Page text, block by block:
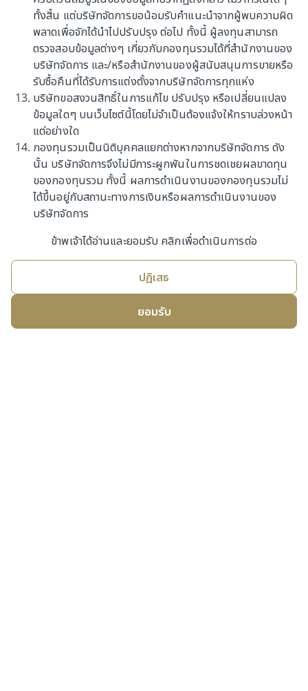
มูลค่าหน่วยลงทุน
9.7612
เปลี่ยนแปลง (%)
-0.1218
ราคาขาย/สับเปลี่ยนเข้า
9.918
ราคารับซื้อคืน/สับเปลี่ยนออก
9.7612
มูลค่าทรัพย์สินสุทธิ
412,893,099.67
ข้อมูล ณ วันที่
6 สิงหาคม 2569
กองทุนเปิด เอไอเอ คอมบายด์ เเอกเกรสซีฟ อโลเคชั่น ฟันด์
(AIA-IAA)
ราคาขาย/สับเปลี่ยนเข้า
12.5296
ราคารับซื้อคืน/สับเปลี่ยนออก
12.3316
ทั้งสิ้น แต่บริษัทจัดการขอน้อมรับคำแนะนำจากผู้พบความผิด
พลาดเพื่อจักได้นำไปปรับปรุง ต่อไป ทั้งนี้ ผู้ลงทุนสามารถ
ตรวจสอบข้อมูลต่างๆ เกี่ยวกับกองทุนรวมได้ที่สำนักงานของ
บริษัทจัดการ และ/หรือสำนักงานของผู้สนับสนุนการขายหรือ
รับซื้อคืนที่ได้รับการแต่งตั้งจากบริษัทจัดการทุกแห่ง
บริษัทขอสงวนสิทธิ์ในการแก้ไข ปรับปรุง หรือเปลี่ยนแปลง
ข้อมูลใดๆ บนเว็บไซต์นี้โดยไม่จำเป็นต้องแจ้งให้ทราบล่วงหน้า
แต่อย่างใด
กองทุนรวมเป็นนิติบุคคลแยกต่างหากจากบริษัทจัดการ ดัง
นั้น บริษัทจัดการจึงไม่มีภาระผูกพันในการชดเชยผลขาดทุน
ของกองทุนรวม ทั้งนี้ ผลการดำเนินงานของกองทุนรวมไม่
ได้ขึ้นอยู่กับสถานะทางการเงินหรือผลการดำเนินงานของ
บริษัทจัดการ
ข้าพเจ้าได้อ่านและยอมรับ คลิกเพื่อดำเนินการต่อ
ปฎิเสธ
ยอมรับ